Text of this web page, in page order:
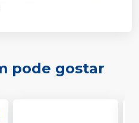
pode gostar